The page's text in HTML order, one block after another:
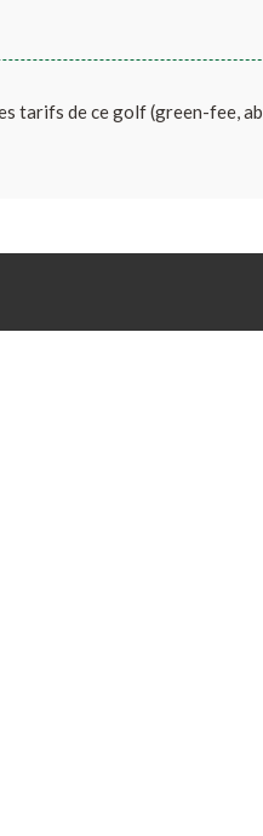
tarifs de ce golf (green-fee,